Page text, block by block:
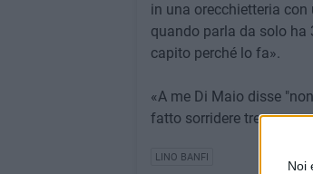
Noi
in una orecchietteria
quando parla da solo ha
capito perché lo fa».
«A me Di Maio disse
fatto sorridere tre
LINO BANFI